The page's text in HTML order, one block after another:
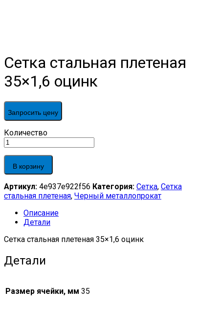
Сетка стальная плетеная
35×1,6 оцинк
Запросить цену
Сетка
стальная
плетеная
35x1,6
оцинк
Количество
В корзину
Артикул: 4e937e922f56 Категория: Сетка, Сетка
стальная плетеная, Черный металлопрокат
Описание
Детали
Сетка стальная плетеная 35×1,6 оцинк
Детали
Размер ячейки, мм 35